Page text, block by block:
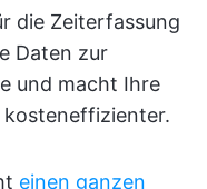
die Zeiterfassung
Daten zur
und macht Ihre
einen ganzen